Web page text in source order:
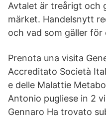
Avtalet är treårigt och
märket. Handelsnytt
och vad som gäller för
Prenota una visita
Accreditato Società
e delle Malattie
Antonio pugliese in 2
Gennaro Ha trovato